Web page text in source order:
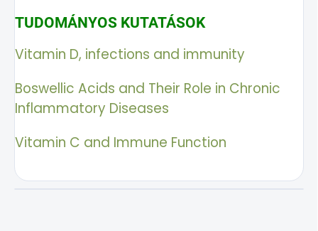
TUDOMÁNYOS KUTATÁSOK
Vitamin D, infections and immunity
Boswellic Acids and Their Role in Chronic
Inflammatory Diseases
Vitamin C and Immune Function